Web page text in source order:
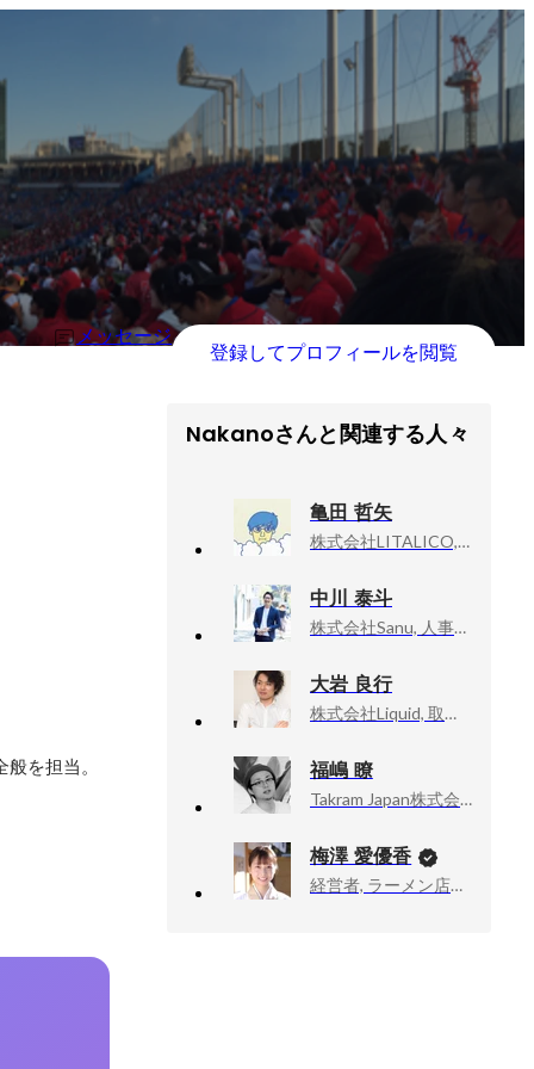
メッセージ
登録してプロフィールを閲覧
を担当。
Nakanoさんと関連する人々
亀田 哲矢
株式会社LITALICO, Senior Executive officer
中川 泰斗
株式会社Sanu, 人事総務本部長
大岩 良行
株式会社Liquid, 取締役 CTO
福嶋 瞭
Takram Japan株式会社, アドバイザー
梅澤 愛優香
経営者, ラーメン店店主